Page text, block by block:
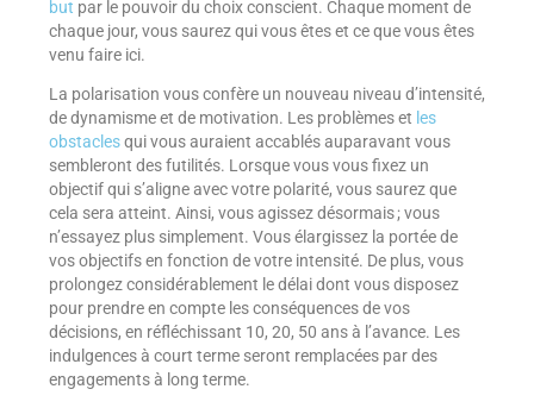
but par le pouvoir du choix conscient. Chaque moment de
chaque jour, vous saurez qui vous êtes et ce que vous êtes
venu faire ici.
La polarisation vous confère un nouveau niveau d’intensité,
de dynamisme et de motivation. Les problèmes et les
obstaclesqui vous auraient accablés auparavant vous
sembleront des futilités. Lorsque vous vous fixez un
objectif qui s’aligne avec votre polarité, vous saurez que
cela sera atteint. Ainsi, vous agissez désormais ; vous
n’essayez plus simplement. Vous élargissez la portée de
vos objectifs en fonction de votre intensité. De plus, vous
prolongez considérablement le délai dont vous disposez
pour prendre en compte les conséquences de vos
décisions, en réfléchissant 10, 20, 50 ans à l’avance. Les
indulgences à court terme seront remplacées par des
engagements à long terme.